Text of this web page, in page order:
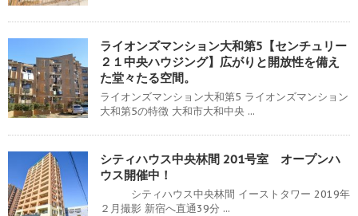
ライオンズマンション大和第5【センチュリー
２１中央ハウジング】広がりと開放性を備え
た堂々たる空間。
ライオンズマンション大和第5 ライオンズマンション
大和第5の特徴 大和市大和中央 ...
シティハウス中央林間 201号室 オープンハ
ウス開催中！
シティハウス中央林間 イーストタワー 2019年
２月撮影 新宿へ直通39分 ...